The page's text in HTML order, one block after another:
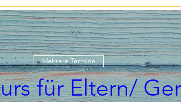
Mehrere Termine
für Eltern/